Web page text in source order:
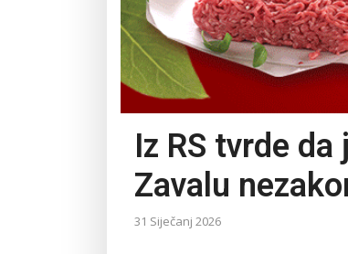
Iz RS tvrde
Zavalu
31 Siječanj 2026